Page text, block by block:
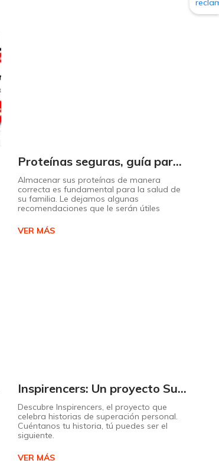
Proteínas seguras, guía para almacenarlas correctamente Copiar
Almacenar sus proteínas de manera
correcta es fundamental para la salud de
su familia. Le dejamos algunas
recomendaciones que le serán útiles
VER MÁS
Inspirencers: Un proyecto Supermaxi que invita a ser parte del cambio.
Descubre Inspirencers, el proyecto que
celebra historias de superación personal.
Cuéntanos tu historia, tú puedes ser el
siguiente.
VER MÁS